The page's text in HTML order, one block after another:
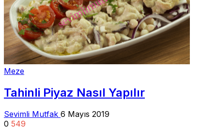
Meze
Tahinli Piyaz Nasıl Yapılır
Sevimli Mutfak 6 Mayıs 2019
0 549